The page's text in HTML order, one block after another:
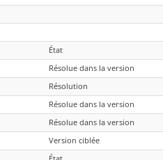
État
Résolue dans la version
Résolution
Résolue dans la version
Résolue dans la version
Version ciblée